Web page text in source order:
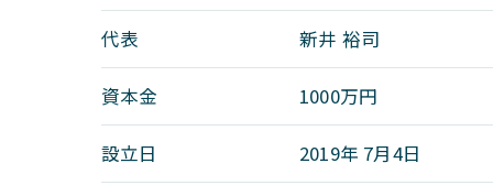
代表 新井 裕司
資本金 1000万円
設立日 2019年 7月4日